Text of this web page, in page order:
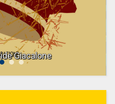
Giacalone